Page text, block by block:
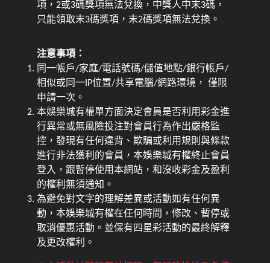
項，2或3碼獎項無法兌換，中獎人中末3碼，
只能領取末3碼獎項，末2碼獎項無法兌換。
注意事項：
同一帳戶/家庭/電話號碼/儲值地點/銀行帳戶/
相似或同一IP位置/共享電腦/網路環境， 僅限
申請一次。
本娛樂城有權單方面決定會員是否利用彩金進
行異常或無風險投注對會員行為作出嚴格監
控，發現有任何違背、欺騙或利用規則與條款
進行非法獲利的會員，本娛樂城有權終止會員
登入，跟暫停使用本網站，和沒收彩金及盈利
的權利無須通知。
為避免對文字的理解差異或活動如有任何異
動，本娛樂城有權在任何時間，修改、暫停或
取消優惠活動。並保有四星彩活動的最終解釋
及更改權利。